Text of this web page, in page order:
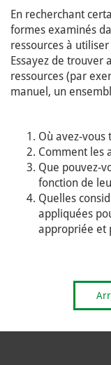
En recherchant
formes examinés
ressources à
Essayez de trouver
ressources (par
manuel, un
Où avez-vous
Comment les
Que pouvez-
fonction de
Quelles
appliquées
appropriée et